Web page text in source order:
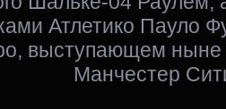
Атлетико Пауло
выступающем ныне
Манчестер